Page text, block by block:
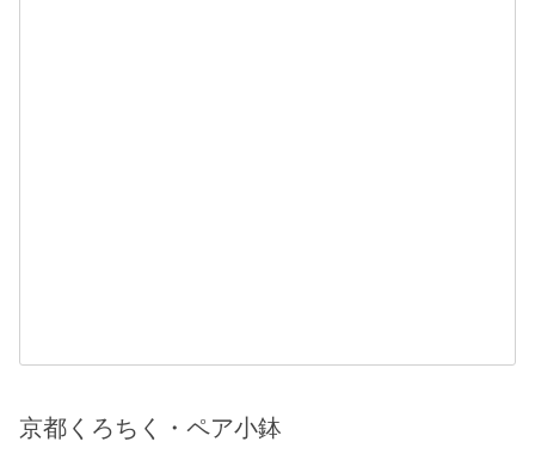
京都くろちく・ペア小鉢